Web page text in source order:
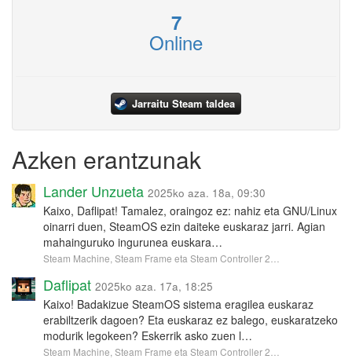
7
Online
Jarraitu Steam taldea
Azken erantzunak
Lander Unzueta 2025ko aza. 18a, 09:30
Kaixo, Daflipat! Tamalez, oraingoz ez: nahiz eta GNU/Linux
oinarri duen, SteamOS ezin daiteke euskaraz jarri. Agian
mahainguruko ingurunea euskara…
Steam Machine, Steam Frame eta Steam Controller 2…
Daflipat 2025ko aza. 17a, 18:25
Kaixo! Badakizue SteamOS sistema eragilea euskaraz
erabiltzerik dagoen? Eta euskaraz ez balego, euskaratzeko
modurik legokeen? Eskerrik asko zuen l…
Steam Machine, Steam Frame eta Steam Controller 2…